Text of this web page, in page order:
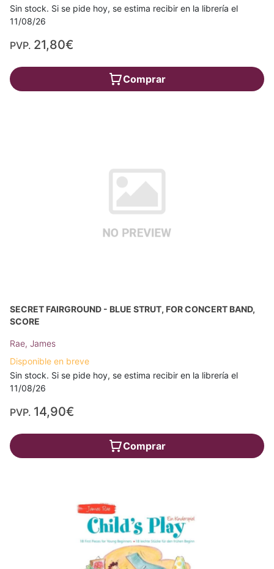
Sin stock. Si se pide hoy, se estima recibir en la librería el
11/08/26
PVP. 21,80€
Comprar
SECRET FAIRGROUND - BLUE STRUT, FOR CONCERT BAND,
SCORE
Rae, James
Disponible en breve
Sin stock. Si se pide hoy, se estima recibir en la librería el
11/08/26
PVP. 14,90€
Comprar